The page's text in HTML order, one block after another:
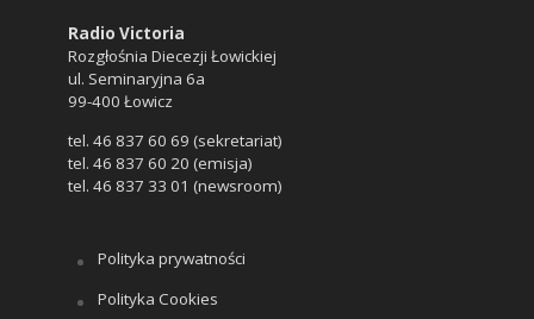
Radio Victoria
Rozgłośnia Diecezji Łowickiej
ul. Seminaryjna 6a
99-400 Łowicz
tel. 46 837 60 69 (sekretariat)
tel. 46 837 60 20 (emisja)
tel. 46 837 33 01 (newsroom)
Polityka prywatności
Polityka Cookies